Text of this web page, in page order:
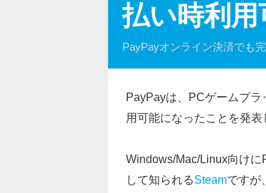
払い時利用
PayPayオンライン決済でも
PayPayは、PCゲームプラ
用可能になったことを発表
Windows/Mac/Linux向け
して知られるSteamですが